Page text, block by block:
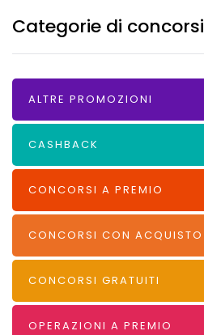
Categorie di concorsi
ALTRE PROMOZIONI
CASHBACK
CONCORSI A PREMIO
CONCORSI CON ACQUISTO
CONCORSI GRATUITI
OPERAZIONI A PREMIO